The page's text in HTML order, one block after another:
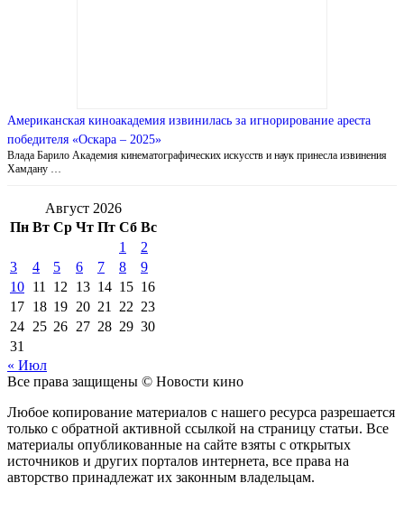
Американская киноакадемия извинилась за игнорирование ареста
победителя «Оскара – 2025»
Влада Барило Академия кинематографических искусств и наук принесла извинения
Хамдану …
Август 2026
Пн Вт Ср Чт Пт Сб Вс
1
2
3
4 5 6 7 8
9
10 11 12 13 14 15 16
17 18 19 20 21 22 23
24 25 26 27 28 29 30
31
« Июл
Все права защищены © Новости кино
Любое копирование материалов с нашего ресурса разрешается
только с обратной активной ссылкой на страницу статьи. Все
материалы опубликованные на сайте взяты с открытых
источников и других порталов интернета, все права на
авторство принадлежат их законным владельцам.